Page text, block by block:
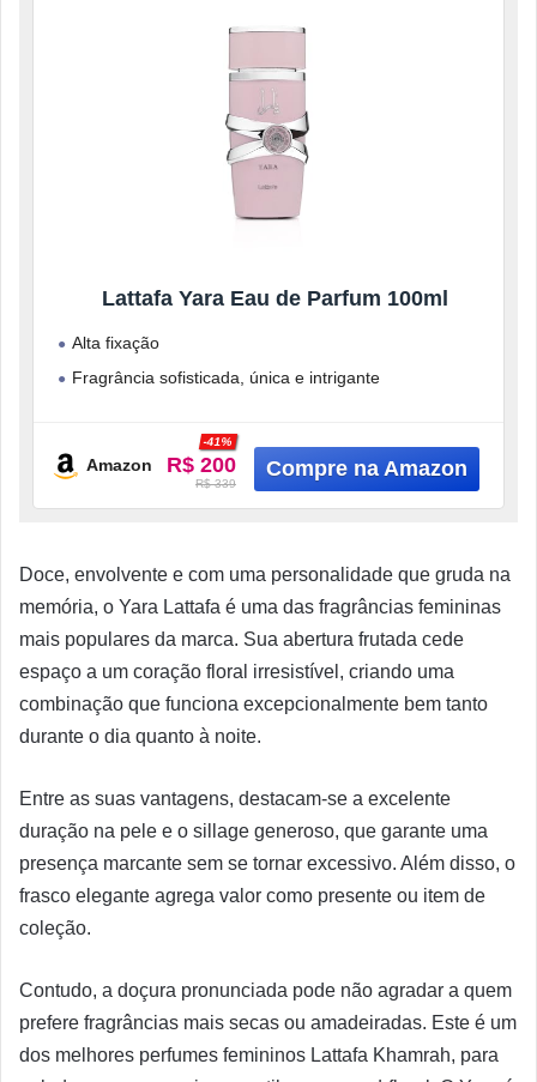
Lattafa Yara Eau de Parfum 100ml
Alta fixação
Fragrância sofisticada, única e intrigante
Amazon
R$ 200
-41%
R$ 339
Doce, envolvente e com uma personalidade que gruda na
memória, o Yara Lattafa é uma das fragrâncias femininas
mais populares da marca. Sua abertura frutada cede
espaço a um coração floral irresistível, criando uma
combinação que funciona excepcionalmente bem tanto
durante o dia quanto à noite.
Entre as suas vantagens, destacam-se a excelente
duração na pele e o sillage generoso, que garante uma
presença marcante sem se tornar excessivo. Além disso, o
frasco elegante agrega valor como presente ou item de
coleção.
Contudo, a doçura pronunciada pode não agradar a quem
prefere fragrâncias mais secas ou amadeiradas. Este é um
dos melhores perfumes femininos Lattafa Khamrah, para